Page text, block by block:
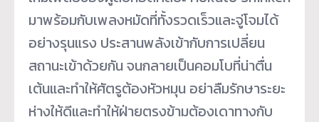
มาพร้อมกับเพลงหมัดที่ทั้งรวดเร็วและจู่โจมได้
อย่างรุนแรง ประสานพลังเข้ากับการเปลี่ยน
สถานะเข้าด้วยกัน จนกลายเป็นคอมโบที่น่าตื่น
เต้นและทำให้ศัตรูต้องหัวหมุน อย่าลืมรักษาระยะ
ห่างให้ดีและทำให้ฝ่ายตรงข้ามต้องเดาทางกับ